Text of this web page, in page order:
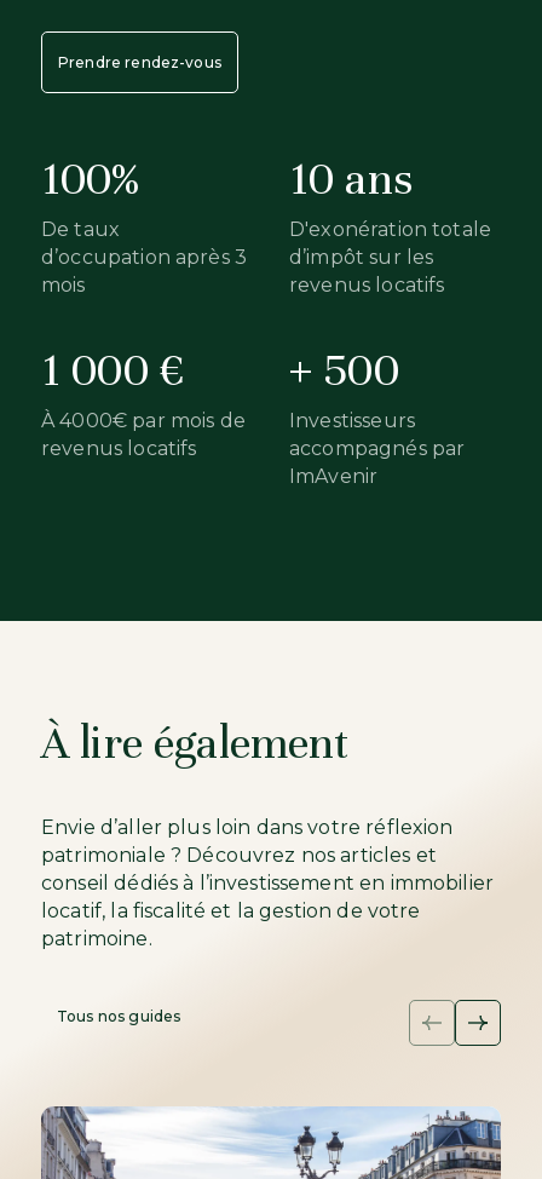
Prendre rendez-vous
100%
De taux
d’occupation après 3
mois
10 ans
D'exonération totale
d’impôt sur les
revenus locatifs
1 000 €
À 4000€ par mois de
revenus locatifs
+ 500
Investisseurs
accompagnés par
ImAvenir
À lire également
Envie d’aller plus loin dans votre réflexion
patrimoniale ? Découvrez nos articles et
conseil dédiés à l’investissement en immobilier
locatif, la fiscalité et la gestion de votre
patrimoine.
Tous nos guides